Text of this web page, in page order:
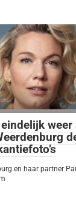
weer
en haar partner